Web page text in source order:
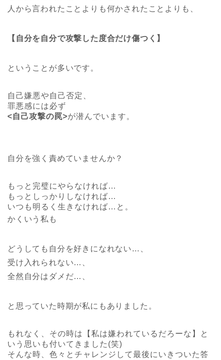
人から言われたことよりも何かされたことよりも、
【自分を自分で攻撃した度合だけ傷つく】
ということが多いです。
自己嫌悪や自己否定、
罪悪感には必ず
<自己攻撃の罠>が潜んでいます。
自分を強く責めていませんか？
もっと完璧にやらなければ…
もっとしっかりしなければ…
いつも明るく生きなければ…と。
かくいう私も
どうしても自分を好きになれない…、
受け入れられない…、
全然自分はダメだ…、
と思っていた時期が私にもありました。
もれなく、その時は【私は嫌われているだろーな】と
いう思いも付いてきました(笑)
そんな時、色々とチャレンジして最後にいきついた答